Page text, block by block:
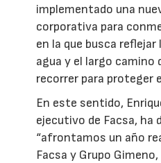
implementado una
corporativa para
en la que busca reflejar
agua y el largo camino
recorrer para proteger
En este sentido,
ejecutivo de Facsa, ha
“afrontamos un año
Facsa y Grupo